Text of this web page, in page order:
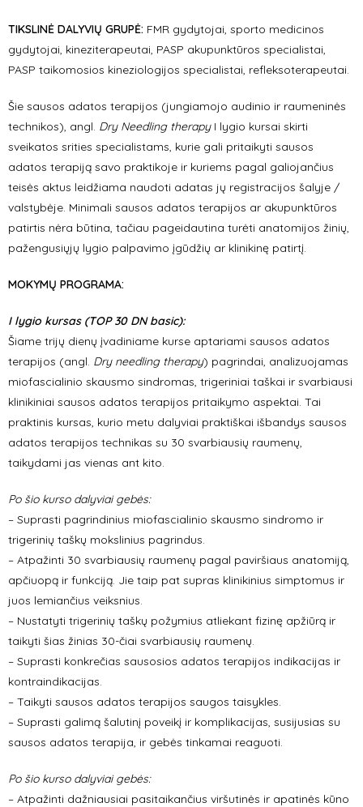
TIKSLINĖ DALYVIŲ GRUPĖ: FMR gydytojai, sporto medicinos
gydytojai, kineziterapeutai, PASP akupunktūros specialistai,
PASP taikomosios kineziologijos specialistai, refleksoterapeutai.
Šie sausos adatos terapijos (jungiamojo audinio ir raumeninės
technikos), angl. Dry Needling therapyI lygio kursai skirti
sveikatos srities specialistams, kurie gali pritaikyti sausos
adatos terapiją savo praktikoje ir kuriems pagal galiojančius
teisės aktus leidžiama naudoti adatas jų registracijos šalyje /
valstybėje. Minimali sausos adatos terapijos ar akupunktūros
patirtis nėra būtina, tačiau pageidautina turėti anatomijos žinių,
pažengusiųjų lygio palpavimo įgūdžių ar klinikinę patirtį.
MOKYMŲ PROGRAMA:
I lygio kursas (TOP 30 DN basic):
Šiame trijų dienų įvadiniame kurse aptariami sausos adatos
terapijos (angl. Dry needling therapy) pagrindai, analizuojamas
miofascialinio skausmo sindromas, trigeriniai taškai ir svarbiausi
klinikiniai sausos adatos terapijos pritaikymo aspektai. Tai
praktinis kursas, kurio metu dalyviai praktiškai išbandys sausos
adatos terapijos technikas su 30 svarbiausių raumenų,
taikydami jas vienas ant kito.
Po šio kurso dalyviai gebės:
– Suprasti pagrindinius miofascialinio skausmo sindromo ir
trigerinių taškų mokslinius pagrindus.
– Atpažinti 30 svarbiausių raumenų pagal paviršiaus anatomiją,
apčiuopą ir funkciją. Jie taip pat supras klinikinius simptomus ir
juos lemiančius veiksnius.
– Nustatyti trigerinių taškų požymius atliekant fizinę apžiūrą ir
taikyti šias žinias 30-čiai svarbiausių raumenų.
– Suprasti konkrečias sausosios adatos terapijos indikacijas ir
kontraindikacijas.
– Taikyti sausos adatos terapijos saugos taisykles.
– Suprasti galimą šalutinį poveikį ir komplikacijas, susijusias su
sausos adatos terapija, ir gebės tinkamai reaguoti.
Po šio kurso dalyviai gebės:
– Atpažinti dažniausiai pasitaikančius viršutinės ir apatinės kūno